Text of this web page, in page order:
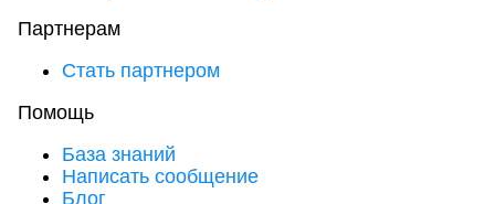
Партнерам
Стать партнером
Помощь
База знаний
Написать сообщение
Блог